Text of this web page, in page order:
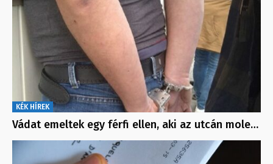
KÉK HÍREK
Vádat emeltek egy férfi ellen, aki az utcán mole…